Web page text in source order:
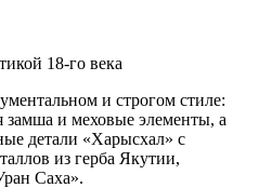
18-го века
и строгом стиле:
замша и меховые элементы, а
детали «Харысхал» с
из герба Якутии,
Саха».